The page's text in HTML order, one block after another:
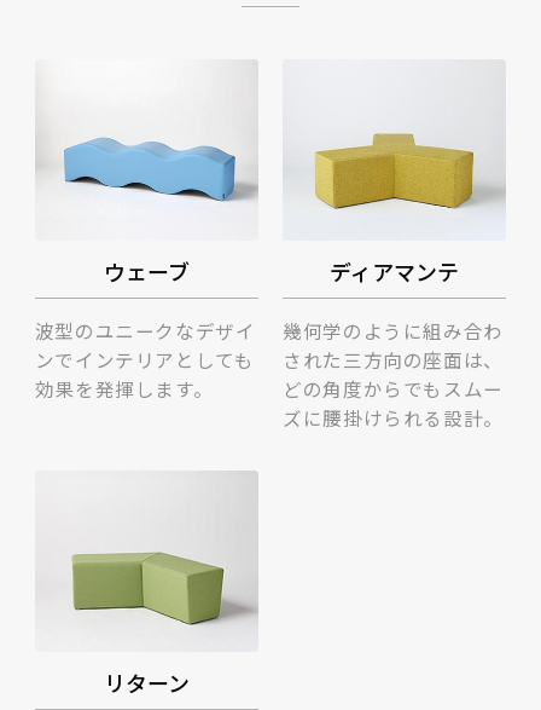
ウェーブ
波型のユニークなデザイ
ンでインテリアとしても
効果を発揮します。
ディアマンテ
幾何学のように組み合わ
された三方向の座面は、
どの角度からでもスムー
ズに腰掛けられる設計。
リターン